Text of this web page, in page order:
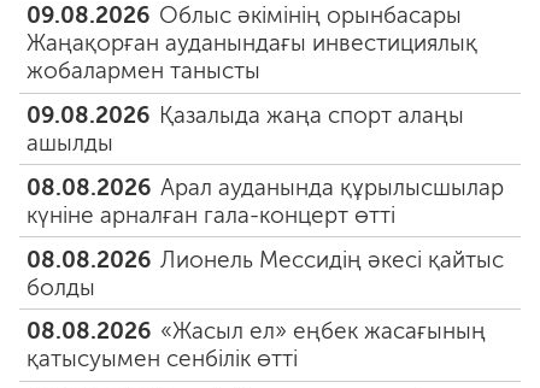
09.08.2026 Облыс әкімінің орынбасары
Жаңақорған ауданындағы инвестициялық
жобалармен танысты
09.08.2026 Қазалыда жаңа спорт алаңы
ашылды
08.08.2026 Арал ауданында құрылысшылар
күніне арналған гала-концерт өтті
08.08.2026 Лионель Мессидің әкесі қайтыс
болды
08.08.2026 «Жасыл ел» еңбек жасағының
қатысуымен сенбілік өтті